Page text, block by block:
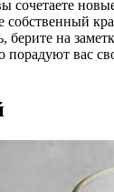
сочетаете
собственный
берите на
порадуют вас